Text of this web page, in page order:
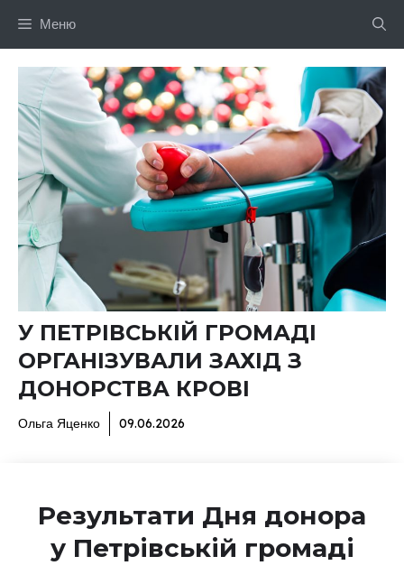
Меню
У ПЕТРІВСЬКІЙ ГРОМАДІ
ОРГАНІЗУВАЛИ ЗАХІД З
ДОНОРСТВА КРОВІ
Ольга Яценко 09.06.2026
Результати Дня донора
у Петрівській громаді